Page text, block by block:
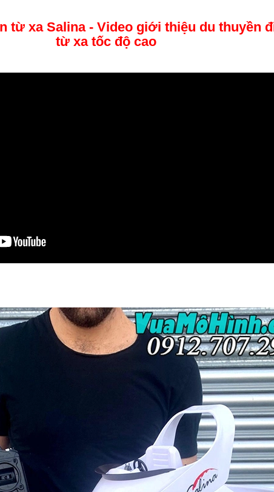
từ xa Salina - Video giới thiệu du thuyền
từ xa tốc độ cao